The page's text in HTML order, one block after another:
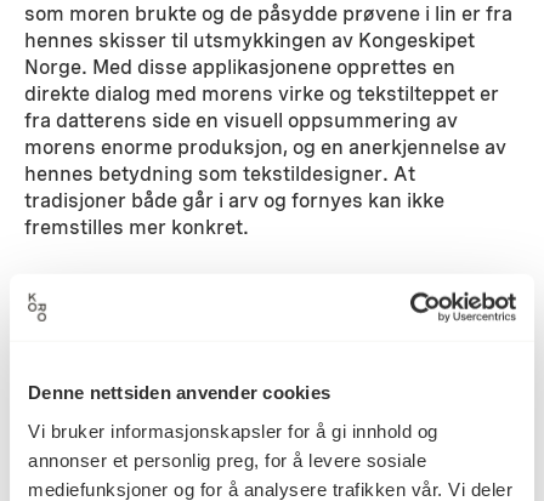
Denne nettsiden anvender cookies
Vi bruker informasjonskapsler for å gi innhold og
annonser et personlig preg, for å levere sosiale
mediefunksjoner og for å analysere trafikken vår. Vi deler
som moren brukte og de påsydde prøvene i lin er fra
hennes skisser til utsmykkingen av Kongeskipet
Norge. Med disse applikasjonene opprettes en
direkte dialog med morens virke og tekstilteppet er
fra datterens side en visuell oppsummering av
morens enorme produksjon, og en anerkjennelse av
hennes betydning som tekstildesigner. At
tradisjoner både går i arv og fornyes kan ikke
fremstilles mer konkret.
Detaljer
Kunstner Carin Wessel